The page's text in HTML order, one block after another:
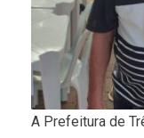
A Prefeitura de